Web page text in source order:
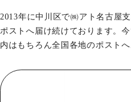
2013年に中川区で㈱アト名古屋
ポストへ届け続けております。
内はもちろん全国各地のポスト